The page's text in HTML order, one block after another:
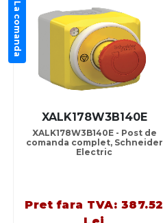
La comanda
XALK178W3B140E
XALK178W3B140E - Post de
comanda complet, Schneider
Electric
Pret fara TVA: 387.52